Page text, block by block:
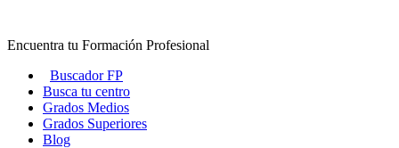
contenido
Encuentra tu Formación Profesional
Buscador FP
Busca tu centro
Grados Medios
Grados Superiores
Blog